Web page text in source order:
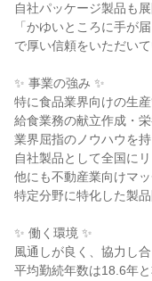
自社パッケージ製品も展
「かゆいところに手が
で厚い信頼をいただいて
✨ 事業の強み ✨
特に食品業界向けの生産
給食業務の献立作成・
業界屈指のノウハウを持
自社製品として全国に
他にも不動産業向けマ
特定分野に特化した製品
✨ 働く環境 ✨
風通しが良く、協力し
平均勤続年数は18.6年と